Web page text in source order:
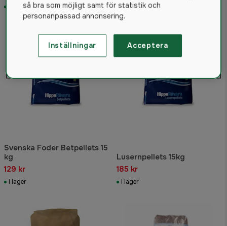
I lager I lager
Svenska Foder Betpellets 15
kg
129 kr
I lager
Lusernpellets 15kg
185 kr
I lager
så bra som möjligt samt för statistik och
personanpassad annonsering.
Inställningar Acceptera